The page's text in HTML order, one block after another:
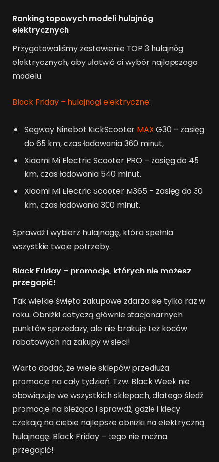
Ranking topowych modeli hulajnóg
elektrycznych
Przygotowaliśmy zestawienie TOP 3 hulajnóg
elektrycznych, aby ułatwić ci wybór najlepszego
modelu.
Black Friday – hulajnogi elektryczne:
Segway Ninebot KickScooter MAX G30 – zasięg
do 65 km, czas ładowania 360 minut,
Xiaomi Mi Electric Scooter PRO – zasięg do 45
km, czas ładowania 540 minut.
Xiaomi Mi Electric Scooter M365 – zasięg do 30
km, czas ładowania 300 minut.
Sprawdź i wybierz hulajnogę, która spełnia
wszystkie twoje potrzeby.
Black Friday – promocje, których nie możesz
przegapić!
Tak wielkie święto zakupowe zdarza się tylko raz w
roku. Obniżki dotyczą głównie stacjonarnych
punktów sprzedaży, ale nie brakuje też kodów
rabatowych na zakupy w sieci!
Warto dodać, że wiele sklepów przedłuża
promocje na cały tydzień. Tzw. Black Week nie
obowiązuje we wszystkich sklepach, dlatego śledź
promocje na bieżąco i sprawdź, gdzie i kiedy
czekają na ciebie najlepsze obniżki na elektryczną
hulajnogę. Black Friday – tego nie można
przegapić!